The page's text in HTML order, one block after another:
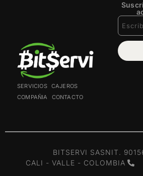
SERVICIOS CAJEROS
COMPAÑIA
CONTACTO
BITSERVI SASNIT.
CALI - VALLE - COLOMBIA